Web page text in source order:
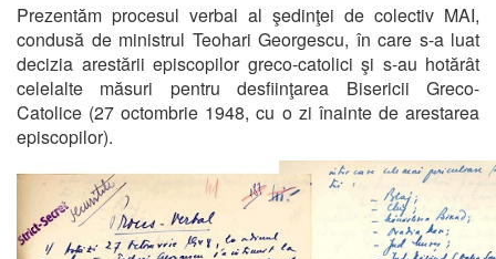
Prezentăm procesul verbal al şedinţei de colectiv MAI,
condusă de ministrul Teohari Georgescu, în care s-a luat
decizia arestării episcopilor greco-catolici şi s-au hotărât
celelalte măsuri pentru desfiinţarea Bisericii Greco-
Catolice (27 octombrie 1948, cu o zi înainte de arestarea
episcopilor).